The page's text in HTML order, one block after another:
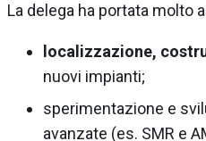
La delega ha portata molto
localizzazione,
nuovi impianti;
sperimentazione e
avanzate (es. SMR e